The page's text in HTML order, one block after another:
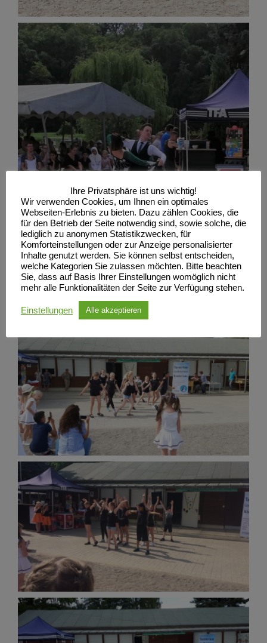
Ihre Privatsphäre ist uns wichtig!
Wir verwenden Cookies, um Ihnen ein optimales
Webseiten-Erlebnis zu bieten. Dazu zählen Cookies, die
für den Betrieb der Seite notwendig sind, sowie solche, die
lediglich zu anonymen Statistikzwecken, für
Komforteinstellungen oder zur Anzeige personalisierter
Inhalte genutzt werden. Sie können selbst entscheiden,
welche Kategorien Sie zulassen möchten. Bitte beachten
Sie, dass auf Basis Ihrer Einstellungen womöglich nicht
mehr alle Funktionalitäten der Seite zur Verfügung stehen.
Einstellungen Alle akzeptieren